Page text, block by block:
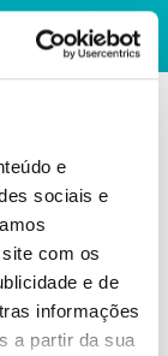
e
sociais e
com os
e de
informações
a partir da sua